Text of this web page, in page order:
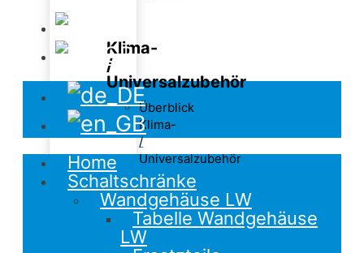
Klima-
/
Universalzubehör
Überblick
Klima-
/
Universalzubehör
Home
Schaltschränke
Wandgehäuse LW
Tabelle Wandgehäuse
LW